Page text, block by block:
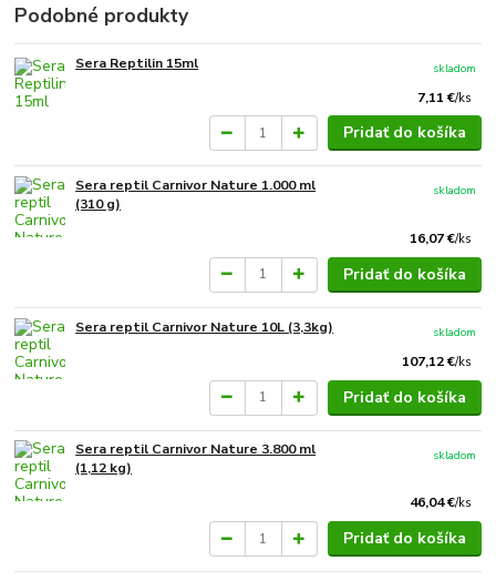
Podobné produkty
Sera Reptilin 15ml
7,11 €/ks
skladom
Pridať do košíka
Sera reptil Carnivor Nature 1.000 ml
(310 g)
16,07 €/ks
skladom
Pridať do košíka
Sera reptil Carnivor Nature 10L (3,3kg)
107,12 €/ks
skladom
Pridať do košíka
Sera reptil Carnivor Nature 3.800 ml
(1,12 kg)
46,04 €/ks
skladom
Pridať do košíka